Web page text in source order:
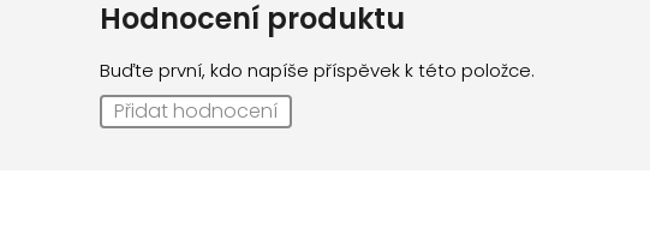
Hodnocení produktu
Buďte první, kdo napíše příspěvek k této položce.
Přidat hodnocení